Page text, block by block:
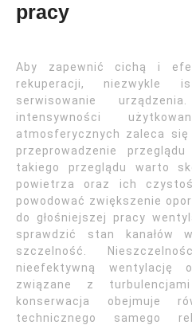
pracy
Aby zapewnić cichą i
rekuperacji, niezwykle
serwisowanie
intensywności
atmosferycznych zaleca
przeprowadzenie
takiego przeglądu warto
powietrza oraz ich
powodować zwiększenie
do głośniejszej pracy
sprawdzić stan kanałów
szczelność.
nieefektywną wentylację
związane z
konserwacja obejmuje
technicznego samego